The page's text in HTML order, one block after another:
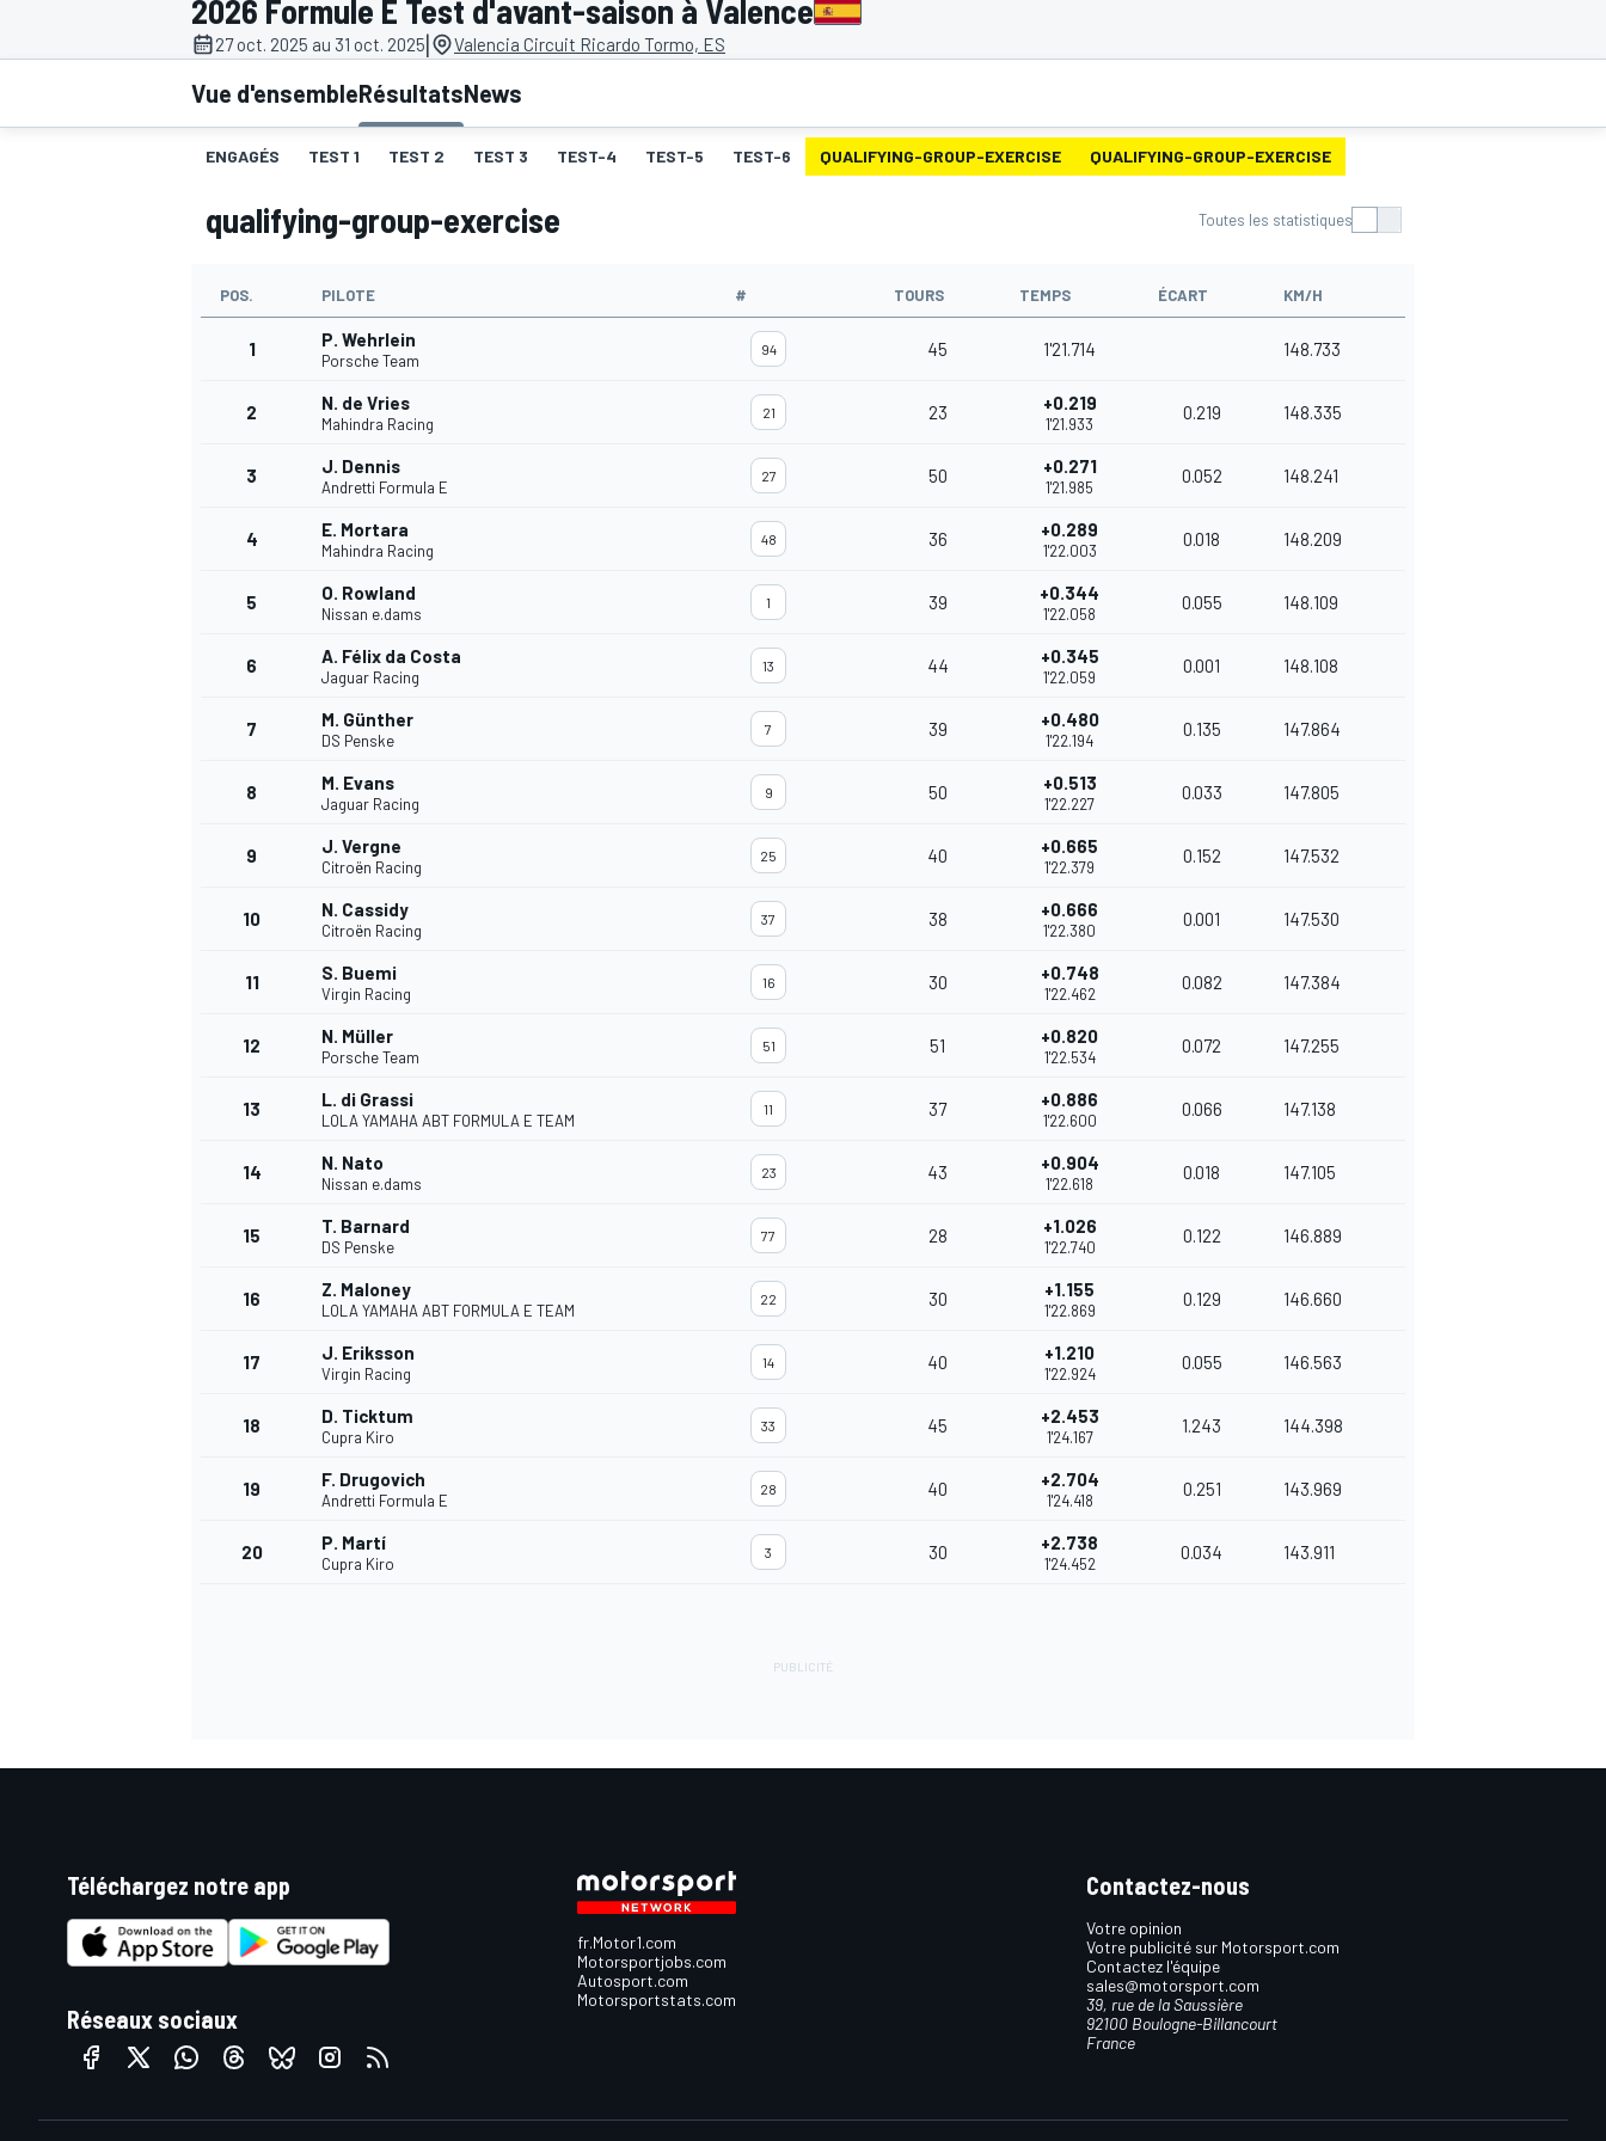
2026 Formule E Test d'avant-saison à Valence
27 oct. 2025 au 31 oct. 2025| Valencia Circuit Ricardo Tormo, ES
Vue d'ensembleRésultatsNews
ENGAGÉS TEST 1 TEST 2 TEST 3 TEST-4 TEST-5 TEST-6 QUALIFYING-GROUP-EXERCISE QUALIFYING-GROUP-EXERCISE
qualifying-group-exercise Toutes les statistiques
POS. PILOTE # TOURS TEMPS ÉCART KM/H
1 P. Wehrlein
Porsche Team
94 45 1'21.714 148.733
2 N. de Vries
Mahindra Racing
21 23 +0.219
1'21.933
0.219 148.335
3 J. Dennis
Andretti Formula E
27 50 +0.271
1'21.985
0.052 148.241
4 E. Mortara
Mahindra Racing
48 36 +0.289
1'22.003
0.018 148.209
5 O. Rowland
Nissan e.dams
1 39 +0.344
1'22.058
0.055 148.109
6 A. Félix da Costa
Jaguar Racing
13 44 +0.345
1'22.059
0.001 148.108
7 M. Günther
DS Penske
7 39 +0.480
1'22.194
0.135 147.864
8 M. Evans
Jaguar Racing
9 50 +0.513
1'22.227
0.033 147.805
9 J. Vergne
Citroën Racing
25 40 +0.665
1'22.379
0.152 147.532
10 N. Cassidy
Citroën Racing
37 38 +0.666
1'22.380
0.001 147.530
11 S. Buemi
Virgin Racing
16 30 +0.748
1'22.462
0.082 147.384
12 N. Müller
Porsche Team
51 51 +0.820
1'22.534
0.072 147.255
13 L. di Grassi
LOLA YAMAHA ABT FORMULA E TEAM
11 37 +0.886
1'22.600
0.066 147.138
14 N. Nato
Nissan e.dams
23 43 +0.904
1'22.618
0.018 147.105
15 T. Barnard
DS Penske
77 28 +1.026
1'22.740
0.122 146.889
16 Z. Maloney
LOLA YAMAHA ABT FORMULA E TEAM
22 30 +1.155
1'22.869
0.129 146.660
17 J. Eriksson
Virgin Racing
14 40 +1.210
1'22.924
0.055 146.563
18 D. Ticktum
Cupra Kiro
33 45 +2.453
1'24.167
1.243 144.398
19 F. Drugovich
Andretti Formula E
28 40 +2.704
1'24.418
0.251 143.969
20 P. Martí
Cupra Kiro
3 30 +2.738
1'24.452
0.034 143.911
Téléchargez notre app
Réseaux sociaux
fr.Motor1.com
Motorsportjobs.com
Autosport.com
Motorsportstats.com
Contactez-nous
Votre opinion
Votre publicité sur Motorsport.com
Contactez l'équipe
sales@motorsport.com
39, rue de la Saussière
92100 Boulogne-Billancourt
France